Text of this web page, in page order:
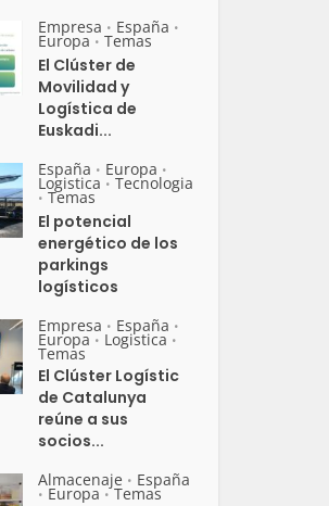
Empresa • España •
Europa • Temas
El Clúster de
Movilidad y
Logística de
Euskadi...
España • Europa •
Logistica • Tecnologia
• Temas
El potencial
energético de los
parkings
logísticos
Empresa • España •
Europa • Logistica •
Temas
El Clúster Logístic
de Catalunya
reúne a sus
socios...
Almacenaje • España
• Europa • Temas